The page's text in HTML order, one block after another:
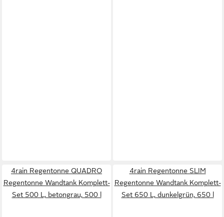
4rain Regentonne QUADRO
Regentonne Wandtank Komplett-
Set 500 L, betongrau, 500 l
4rain Regentonne SLIM
Regentonne Wandtank Komplett-
Set 650 L, dunkelgrün, 650 l